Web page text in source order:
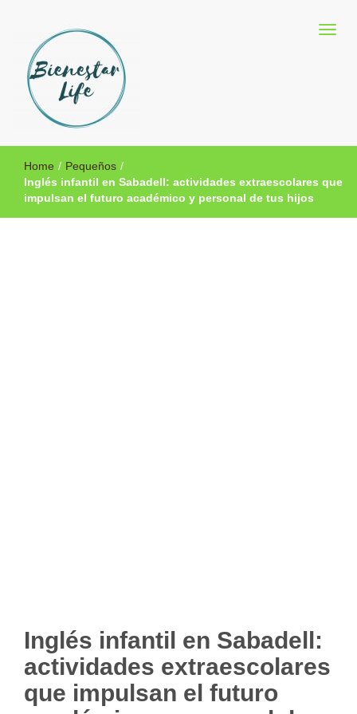
Bienestar Life
Home / Pequeños /
Inglés infantil en Sabadell: actividades extraescolares que
impulsan el futuro académico y personal de tus hijos
Inglés infantil en Sabadell:
actividades extraescolares
que impulsan el futuro